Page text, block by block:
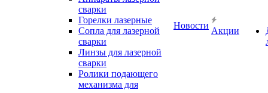
сварки
Горелки лазерные
Сопла для лазерной
сварки
Линзы для лазерной
сварки
Ролики подающего
механизма для
Новости
Акции